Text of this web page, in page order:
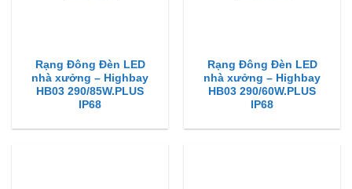
Rạng Đông Đèn LED
nhà xưởng – Highbay
HB03 290/85W.PLUS
IP68
Rạng Đông Đèn LED
nhà xưởng – Highbay
HB03 290/60W.PLUS
IP68